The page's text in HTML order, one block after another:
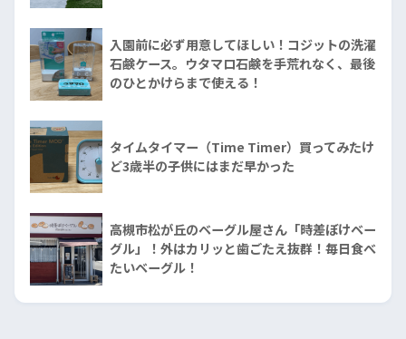
入園前に必ず用意してほしい！コジットの洗濯
石鹸ケース。ウタマロ石鹸を手荒れなく、最後
のひとかけらまで使える！
タイムタイマー（Time Timer）買ってみたけ
ど3歳半の子供にはまだ早かった
高槻市松が丘のベーグル屋さん「時差ぼけベー
グル」！外はカリッと歯ごたえ抜群！毎日食べ
たいベーグル！